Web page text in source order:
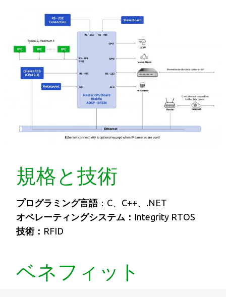
規格と技術
プログラミング言語：C、C++、.NET
オペレーティングシステム： Integrity RTOS
技術： RFID
ベネフィット